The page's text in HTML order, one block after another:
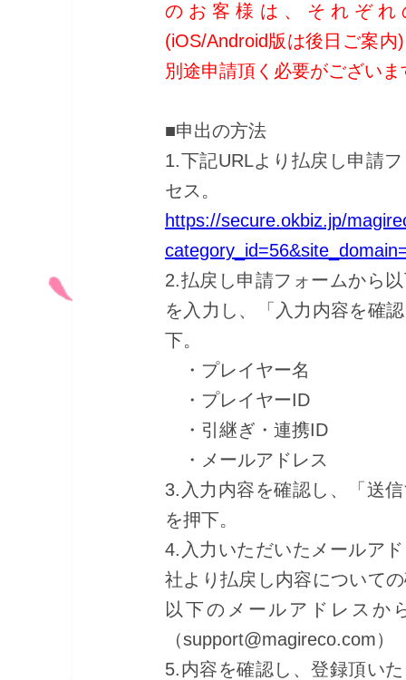
のお客様は、それぞれ
(iOS/Android版は後日ご案内
別途申請頂く必要がございま
■申出の方法
1.下記URLより払戻し申請
セス。
https://secure.okbiz.jp/
2.払戻し申請フォームから
を入力し、「入力内容を確
下。
・プレイヤー名
・プレイヤーID
・引継ぎ・連携ID
・メールアドレス
3.入力内容を確認し、「送
を押下。
4.入力いただいたメールア
社より払戻し内容について
以下のメールアドレスか
（support@magireco.com）
5.内容を確認し、登録頂い